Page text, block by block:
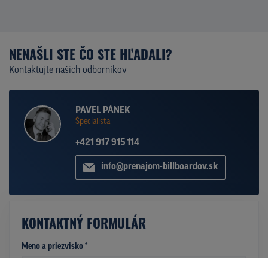
NENAŠLI STE ČO STE HĽADALI?
Kontaktujte našich odborníkov
PAVEL PÁNEK
Špecialista
+421 917 915 114
info@prenajom-billboardov.sk
KONTAKTNÝ FORMULÁR
Meno a priezvisko *